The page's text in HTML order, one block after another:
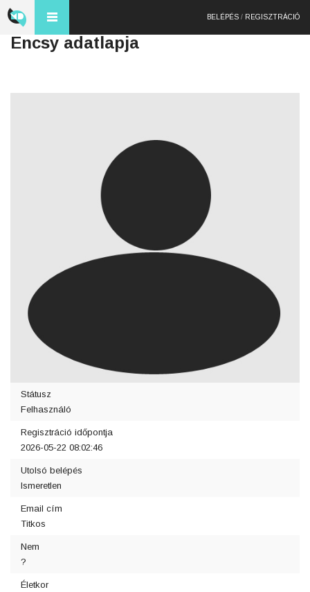
BELÉPÉS / REGISZTRÁCIÓ
Encsy adatlapja
Státusz
Felhasználó
Regisztráció időpontja
2026-05-22 08:02:46
Utolsó belépés
Ismeretlen
Email cím
Titkos
Nem
?
Életkor